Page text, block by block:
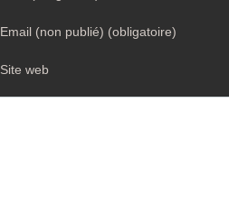
Email (non publié) (obligatoire)
Site web